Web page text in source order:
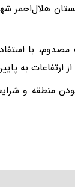
هلال‌احمر
با
ارتفاعات به